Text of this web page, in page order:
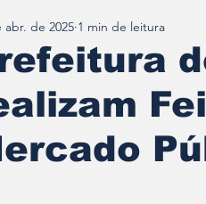
abr. de 2025 1 min de leitura